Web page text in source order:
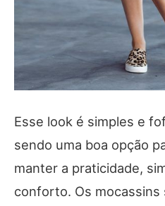
Esse look é simples e
sendo uma boa opção
manter a praticidade,
conforto. Os mocassins